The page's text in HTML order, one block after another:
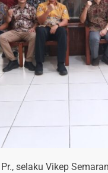
selaku Vikep